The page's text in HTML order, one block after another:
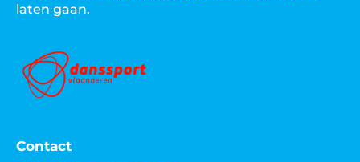
laten gaan.
Contact